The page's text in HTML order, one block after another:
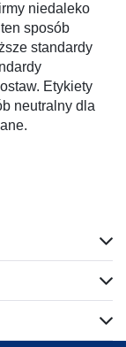
niedaleko
sposób
standardy
Etykiety
neutralny dla